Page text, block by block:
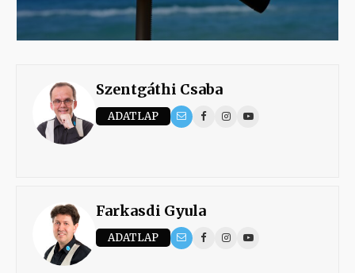
Szentgáthi Csaba
ADATLAP
Farkasdi Gyula
ADATLAP